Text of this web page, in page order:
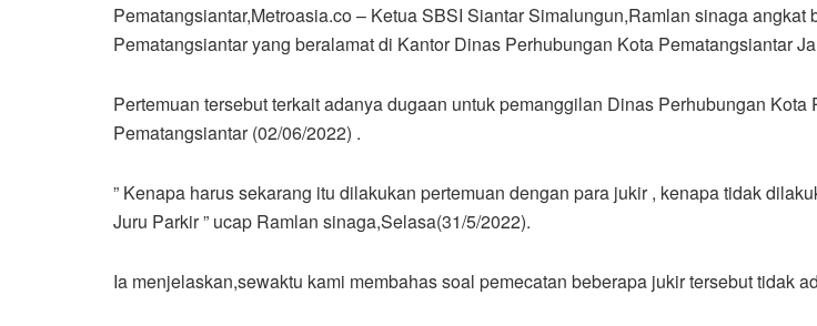
Pematangsiantar,Metroasia.co – Ketua SBSI Siantar Simalungun,Ramlan sinaga
Pematangsiantar yang beralamat di Kantor Dinas Perhubungan Kota Pematangsiantar
Pertemuan tersebut terkait adanya dugaan untuk pemanggilan Dinas Perhubungan
Pematangsiantar (02/06/2022) .
” Kenapa harus sekarang itu dilakukan pertemuan dengan para jukir , kenapa tidak
Juru Parkir ” ucap Ramlan sinaga,Selasa(31/5/2022).
Ia menjelaskan,sewaktu kami membahas soal pemecatan beberapa jukir tersebut tidak